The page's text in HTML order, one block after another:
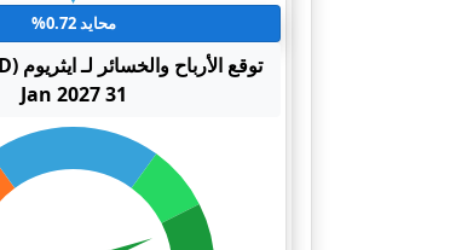
محايد 0.72%
31 Jan 2027